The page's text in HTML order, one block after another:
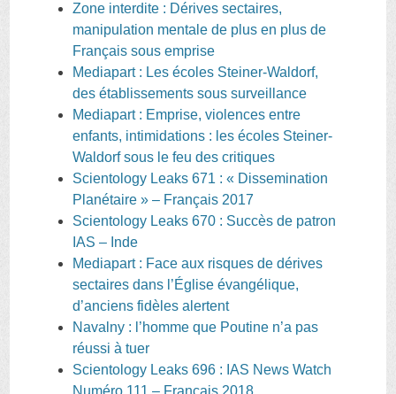
Zone interdite : Dérives sectaires,
manipulation mentale de plus en plus de
Français sous emprise
Mediapart : Les écoles Steiner-Waldorf,
des établissements sous surveillance
Mediapart : Emprise, violences entre
enfants, intimidations : les écoles Steiner-
Waldorf sous le feu des critiques
Scientology Leaks 671 : « Dissemination
Planétaire » – Français 2017
Scientology Leaks 670 : Succès de patron
IAS – Inde
Mediapart : Face aux risques de dérives
sectaires dans l’Église évangélique,
d’anciens fidèles alertent
Navalny : l’homme que Poutine n’a pas
réussi à tuer
Scientology Leaks 696 : IAS News Watch